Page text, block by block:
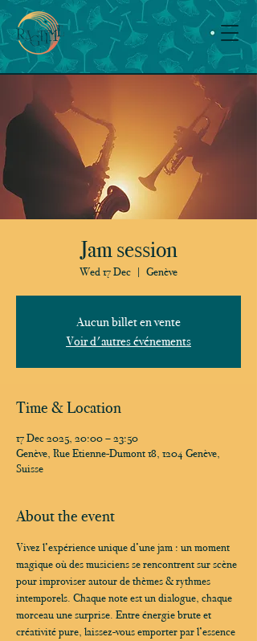
Jam session
Wed 17 Dec
  |
Genève
Aucun billet en vente
Voir d'autres événements
Time & Location
17 Dec 2025, 20:00 – 23:50
Genève, Rue Etienne-Dumont 18, 1204 Genève,
Suisse
About the event
Vivez l’expérience unique d’une jam : un moment
magique où des musiciens se rencontrent sur scène
pour improviser autour de thèmes & rythmes
intemporels. Chaque note est un dialogue, chaque
morceau une surprise. Entre énergie brute et
créativité pure, laissez-vous emporter par l’essence